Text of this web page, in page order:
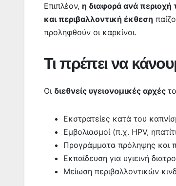
Επιπλέον, η διαφορά ανά περιοχή
και περιβαλλοντική έκθεση
προληφθούν οι καρκίνοι.
Τι πρέπει να
Οι διεθνείς υγειονομικές αρχές
Εκστρατείες κατά του
Εμβολιασμοί (π.χ. HPV,
Προγράμματα πρόληψης και
Εκπαίδευση για υγιεινή
Μείωση περιβαλλοντικών